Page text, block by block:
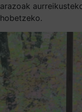
arazoak
hobetzeko.